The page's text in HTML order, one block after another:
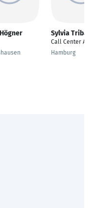
Sylvia Tribanek
Call Center Agent
Hamburg